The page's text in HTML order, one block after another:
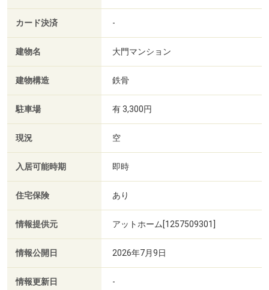
カード決済 -
建物名 大門マンション
建物構造 鉄骨
駐車場 有 3,300円
現況 空
入居可能時期 即時
住宅保険 あり
情報提供元 アットホーム[1257509301]
情報公開日 2026年7月9日
情報更新日 -